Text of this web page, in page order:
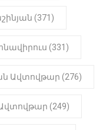
համար
(371)
(331)
Ավտովթար (276)
(249)